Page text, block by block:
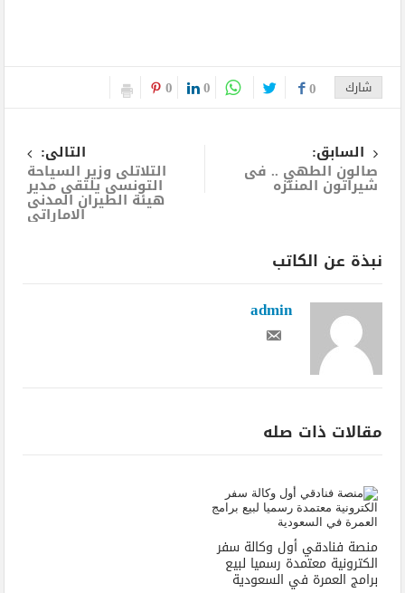
شارك 0
0
0
السابق:
صالون الطهي .. فى
شيراتون المنتزه
التالى:
التلاتلى وزير السياحة
التونسى يلتقى مدير
هيئة الطيران المدنى
الاماراتى
نبذة عن الكاتب
admin
مقالات ذات صله
منصة فنادقي أول وكالة سفر
الكترونية معتمدة رسميا لبيع
برامج العمرة في السعودية